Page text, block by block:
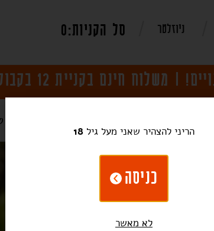
ניוזלטר 0
כלים
הריני להצהיר שאני מעל גיל 18
כניסה
לא מאשר